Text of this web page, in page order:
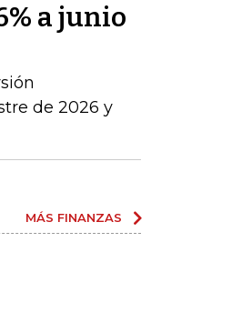
a junio
de 2026 y
MÁS FINANZAS